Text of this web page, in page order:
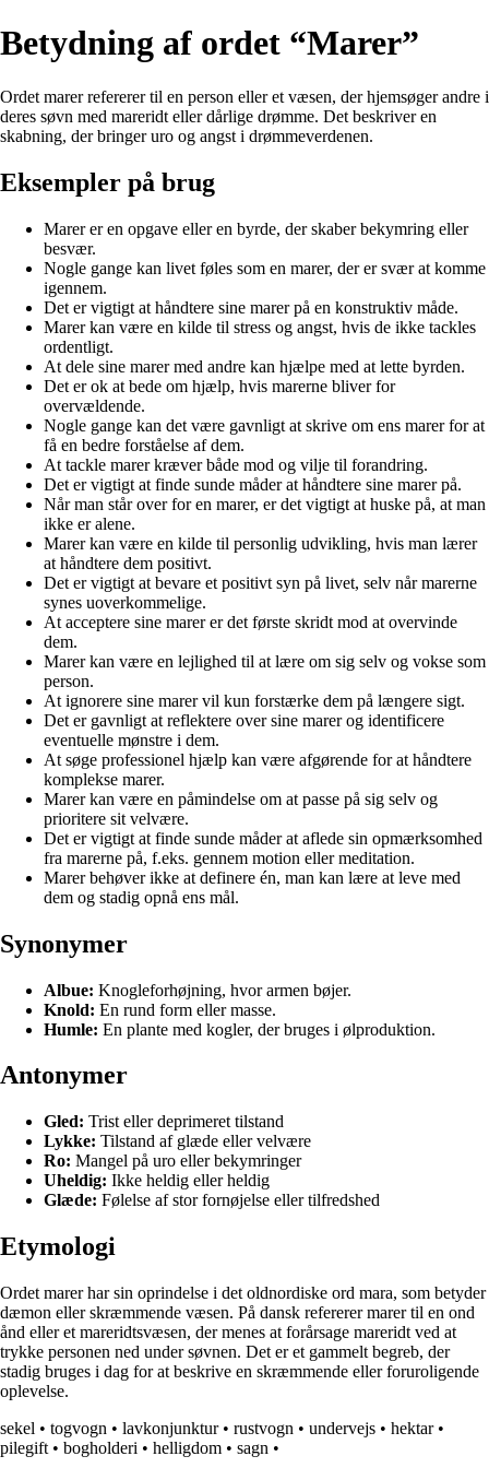
Betydning af ordet “Marer”
Ordet marer refererer til en person eller et væsen, der hjemsøger andre i
deres søvn med mareridt eller dårlige drømme. Det beskriver en
skabning, der bringer uro og angst i drømmeverdenen.
Eksempler på brug
Marer er en opgave eller en byrde, der skaber bekymring eller
besvær.
Nogle gange kan livet føles som en marer, der er svær at komme
igennem.
Det er vigtigt at håndtere sine marer på en konstruktiv måde.
Marer kan være en kilde til stress og angst, hvis de ikke tackles
ordentligt.
At dele sine marer med andre kan hjælpe med at lette byrden.
Det er ok at bede om hjælp, hvis marerne bliver for
overvældende.
Nogle gange kan det være gavnligt at skrive om ens marer for at
få en bedre forståelse af dem.
At tackle marer kræver både mod og vilje til forandring.
Det er vigtigt at finde sunde måder at håndtere sine marer på.
Når man står over for en marer, er det vigtigt at huske på, at man
ikke er alene.
Marer kan være en kilde til personlig udvikling, hvis man lærer
at håndtere dem positivt.
Det er vigtigt at bevare et positivt syn på livet, selv når marerne
synes uoverkommelige.
At acceptere sine marer er det første skridt mod at overvinde
dem.
Marer kan være en lejlighed til at lære om sig selv og vokse som
person.
At ignorere sine marer vil kun forstærke dem på længere sigt.
Det er gavnligt at reflektere over sine marer og identificere
eventuelle mønstre i dem.
At søge professionel hjælp kan være afgørende for at håndtere
komplekse marer.
Marer kan være en påmindelse om at passe på sig selv og
prioritere sit velvære.
Det er vigtigt at finde sunde måder at aflede sin opmærksomhed
fra marerne på, f.eks. gennem motion eller meditation.
Marer behøver ikke at definere én, man kan lære at leve med
dem og stadig opnå ens mål.
Synonymer
Albue: Knogleforhøjning, hvor armen bøjer.
Knold: En rund form eller masse.
Humle: En plante med kogler, der bruges i ølproduktion.
Antonymer
Gled: Trist eller deprimeret tilstand
Lykke: Tilstand af glæde eller velvære
Ro: Mangel på uro eller bekymringer
Uheldig: Ikke heldig eller heldig
Glæde: Følelse af stor fornøjelse eller tilfredshed
Etymologi
Ordet marer har sin oprindelse i det oldnordiske ord mara, som betyder
dæmon eller skræmmende væsen. På dansk refererer marer til en ond
ånd eller et mareridtsvæsen, der menes at forårsage mareridt ved at
trykke personen ned under søvnen. Det er et gammelt begreb, der
stadig bruges i dag for at beskrive en skræmmende eller foruroligende
oplevelse.
sekel • togvogn • lavkonjunktur• rustvogn • undervejs • hektar•
pilegift • bogholderi • helligdom • sagn •